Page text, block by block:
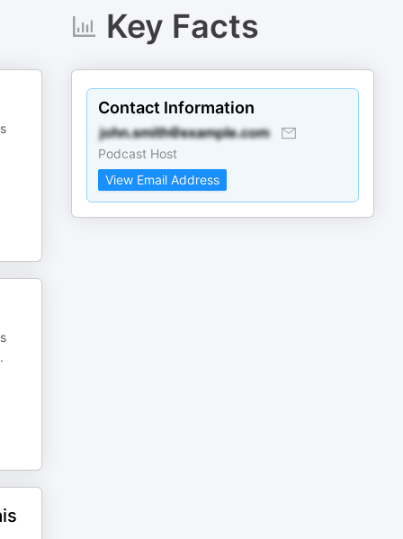
Key Facts
Contact Information
Podcast Host
View Email Address